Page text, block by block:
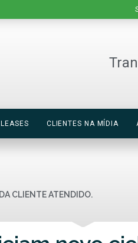
CLIENTES NA MÍDIA
CLIENTE ATENDIDO.